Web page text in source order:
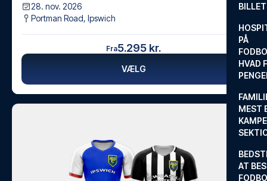
PÅ
HVAD
MEST
AT
28. nov. 2026
Portman Road, Ipswich
Fra5.295 kr.
VÆLG